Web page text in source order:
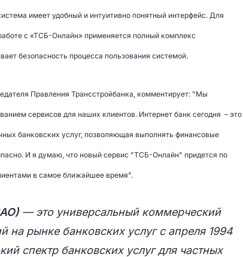
имеет удобный и интуитивно понятный интерфейс. Для
с «ТСБ-Онлайн» применяется полный комплекс
безопасность процесса пользования системой.
Правления Трансстройбанка, комментирует: "Мы
сервисов для наших клиентов. Интернет банк сегодня – это
банковских услуг, позволяющая выполнять финансовые
И я думаю, что новый сервис "ТСБ-Онлайн" придется по
в самое ближайшее время".
— это универсальный коммерческий
на рынке банковских услуг с апреля 1994
спектр банковских услуг для частных